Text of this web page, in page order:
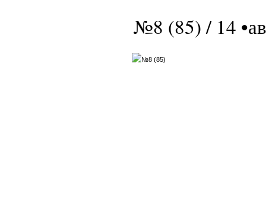
№8 (85) / 14